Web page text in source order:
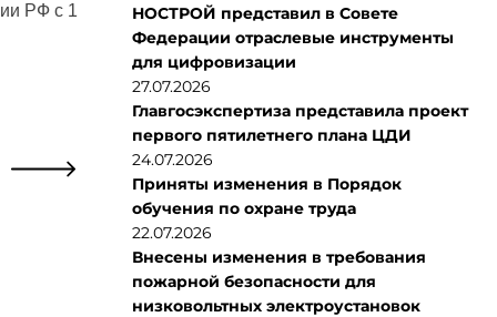
РФ с 1
НОСТРОЙ представил в Совете
Федерации отраслевые инструменты
для цифровизации
27.07.2026
Главгосэкспертиза представила проект
первого пятилетнего плана ЦДИ
24.07.2026
Приняты изменения в Порядок
обучения по охране труда
22.07.2026
Внесены изменения в требования
пожарной безопасности для
низковольтных электроустановок